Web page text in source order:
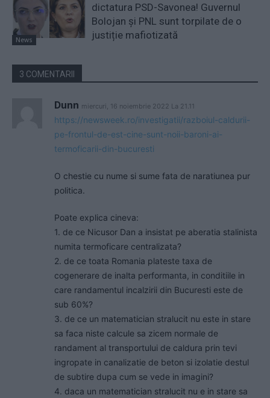
News
dictatura PSD-Savonea! Guvernul
Bolojan și PNL sunt torpilate de o
justiție mafiotizată
3 COMENTARII
Dunn miercuri, 16 noiembrie 2022 La 21.11
https://newsweek.ro/investigatii/razboiul-caldurii-
pe-frontul-de-est-cine-sunt-noii-baroni-ai-
termoficarii-din-bucuresti
O chestie cu nume si sume fata de naratiunea pur
politica.
Poate explica cineva:
1. de ce Nicusor Dan a insistat pe aberatia stalinista
numita termoficare centralizata?
2. de ce toata Romania plateste taxa de
cogenerare de inalta performanta, in conditiile in
care randamentul incalzirii din Bucuresti este de
sub 60%?
3. de ce un matematician stralucit nu este in stare
sa faca niste calcule sa zicem normale de
randament al transportului de caldura prin tevi
ingropate in canalizatie de beton si izolatie destul
de subtire dupa cum se vede in imagini?
4. daca un matematician stralucit nu e in stare sa